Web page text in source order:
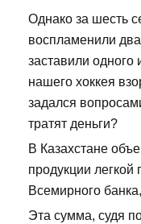
Однако за шесть
воспламенили
заставили
нашего хоккея
задался
тратят деньги?
В Казахстане
продукции
Всемирного
Эта сумма, судя